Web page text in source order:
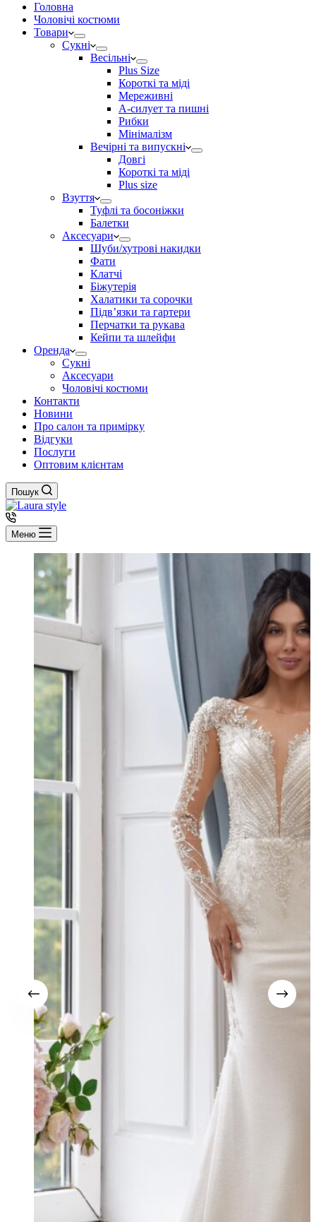
Головна
Чоловічі костюми
Товари
Сукні
Весільні
Plus Size
Короткі та міді
Мереживні
А-силует та пишні
Рибки
Мінімалізм
Вечірні та випускні
Довгі
Короткі та міді
Plus size
Взуття
Туфлі та босоніжки
Балетки
Аксесуари
Шуби/хутрові накидки
Фати
Клатчі
Біжутерія
Халатики та сорочки
Підвʼязки та гартери
Перчатки та рукава
Кейпи та шлейфи
Оренда
Сукні
Аксесуари
Чоловічі костюми
Контакти
Новини
Про салон та примірку
Відгуки
Послуги
Оптовим клієнтам
Пошук
Меню